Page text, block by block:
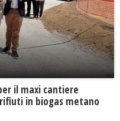
il maxi cantiere
in biogas metano